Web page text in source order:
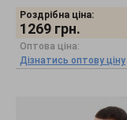
Роздрібна ціна:
1269 грн.
Оптова ціна:
Дізнатись оптову ціну